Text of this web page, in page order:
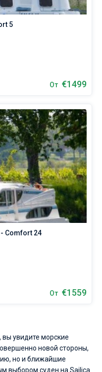
5
От €1499
Comfort 24
От €1559
вы увидите морские
новой стороны,
но и ближайшие
выбором суден на Sailica